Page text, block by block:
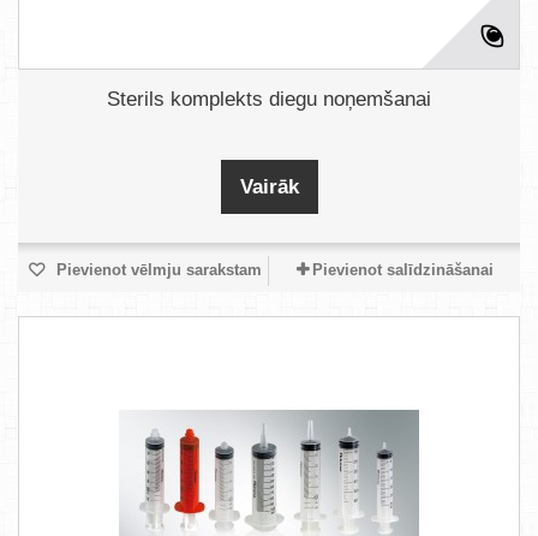
Sterils komplekts diegu noņemšanai
Vairāk
Pievienot vēlmju sarakstam Pievienot salīdzināšanai